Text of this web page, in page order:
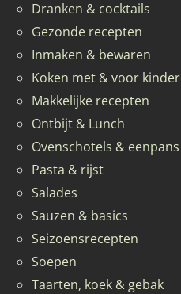
Dranken & cocktails
Gezonde recepten
Inmaken & bewaren
Koken met & voor
Makkelijke recepten
Ontbijt & Lunch
Ovenschotels & eenpans
Pasta & rijst
Salades
Sauzen & basics
Seizoensrecepten
Soepen
Taarten, koek & gebak